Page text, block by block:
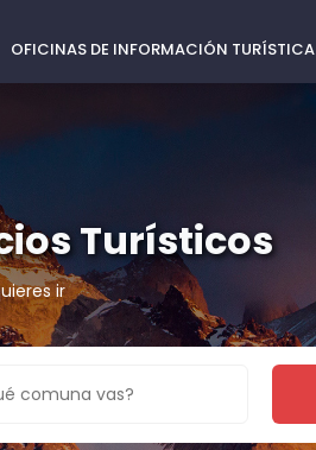
OFICINAS DE INFORMACIÓN TURÍSTICA
Turísticos
ir